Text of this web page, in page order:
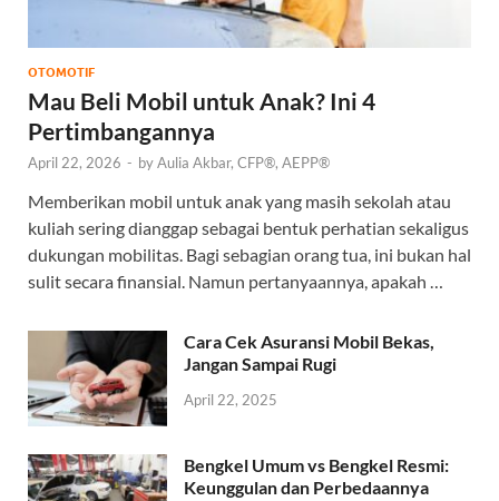
OTOMOTIF
Mau Beli Mobil untuk Anak? Ini 4
Pertimbangannya
April 22, 2026 - byAulia Akbar, CFP®, AEPP®
Memberikan mobil untuk anak yang masih sekolah atau
kuliah sering dianggap sebagai bentuk perhatian sekaligus
dukungan mobilitas. Bagi sebagian orang tua, ini bukan hal
sulit secara finansial. Namun pertanyaannya, apakah …
Cara Cek Asuransi Mobil Bekas,
Jangan Sampai Rugi
April 22, 2025
Bengkel Umum vs Bengkel Resmi:
Keunggulan dan Perbedaannya